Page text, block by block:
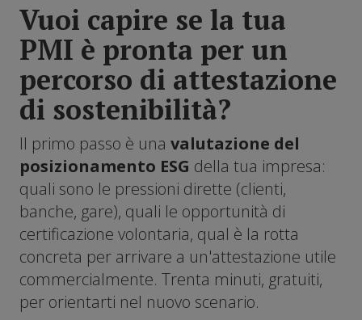
Vuoi capire se la tua
PMI è pronta per un
percorso di attestazione
di sostenibilità?
Il primo passo è unavalutazione del
posizionamento ESG della tua impresa:
quali sono le pressioni dirette (clienti,
banche, gare), quali le opportunità di
certificazione volontaria, qual è la rotta
concreta per arrivare a un'attestazione utile
commercialmente. Trenta minuti, gratuiti,
per orientarti nel nuovo scenario.